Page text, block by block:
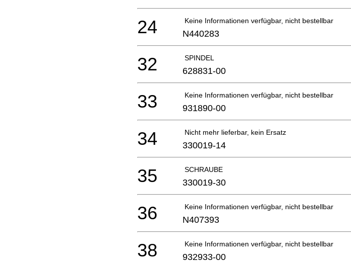
Keine Informationen verfügbar, nicht bestellbar
24 N440283
SPINDEL
32 628831-00
Keine Informationen verfügbar, nicht bestellbar
33 931890-00
Nicht mehr lieferbar, kein Ersatz
34 330019-14
SCHRAUBE
35 330019-30
Keine Informationen verfügbar, nicht bestellbar
36 N407393
Keine Informationen verfügbar, nicht bestellbar
38 932933-00